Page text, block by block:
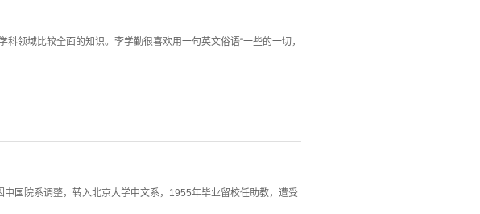
领域比较全面的知识。李学勤很喜欢用一句英文俗语“一些的一切，
国院系调整，转入北京大学中文系，1955年毕业留校任助教，遭受